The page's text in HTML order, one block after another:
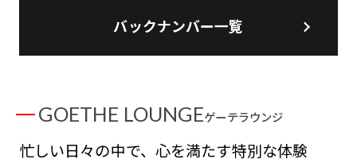
バックナンバー一覧
GOETHE LOUNGEゲーテラウンジ
忙しい日々の中で、心を満たす特別な体験